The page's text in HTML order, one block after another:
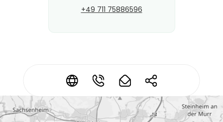
* * * *
+49 711 75886596
Kontaktdaten ändern?